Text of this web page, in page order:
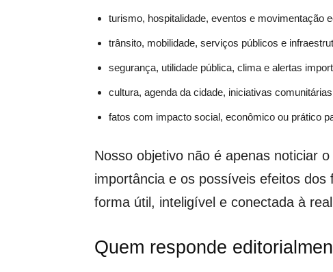
turismo, hospitalidade, eventos e movimentação
trânsito, mobilidade, serviços públicos e
segurança, utilidade pública, clima e alertas
cultura, agenda da cidade, iniciativas
fatos com impacto social, econômico ou prático
Nosso objetivo não é apenas noticiar
importância e os possíveis efeitos
forma útil, inteligível e conectada à
Quem responde